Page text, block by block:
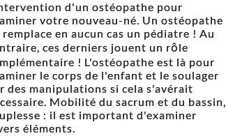
d'un ostéopathe pour
votre nouveau-né. Un ostéopathe
remplace en aucun cas un pédiatre ! Au
ces derniers jouent un rôle
! L'ostéopathe est là pour
le corps de l'enfant et le soulager
des manipulations si cela s'avérait
Mobilité du sacrum et du bassin,
: il est important d'examiner
éléments.